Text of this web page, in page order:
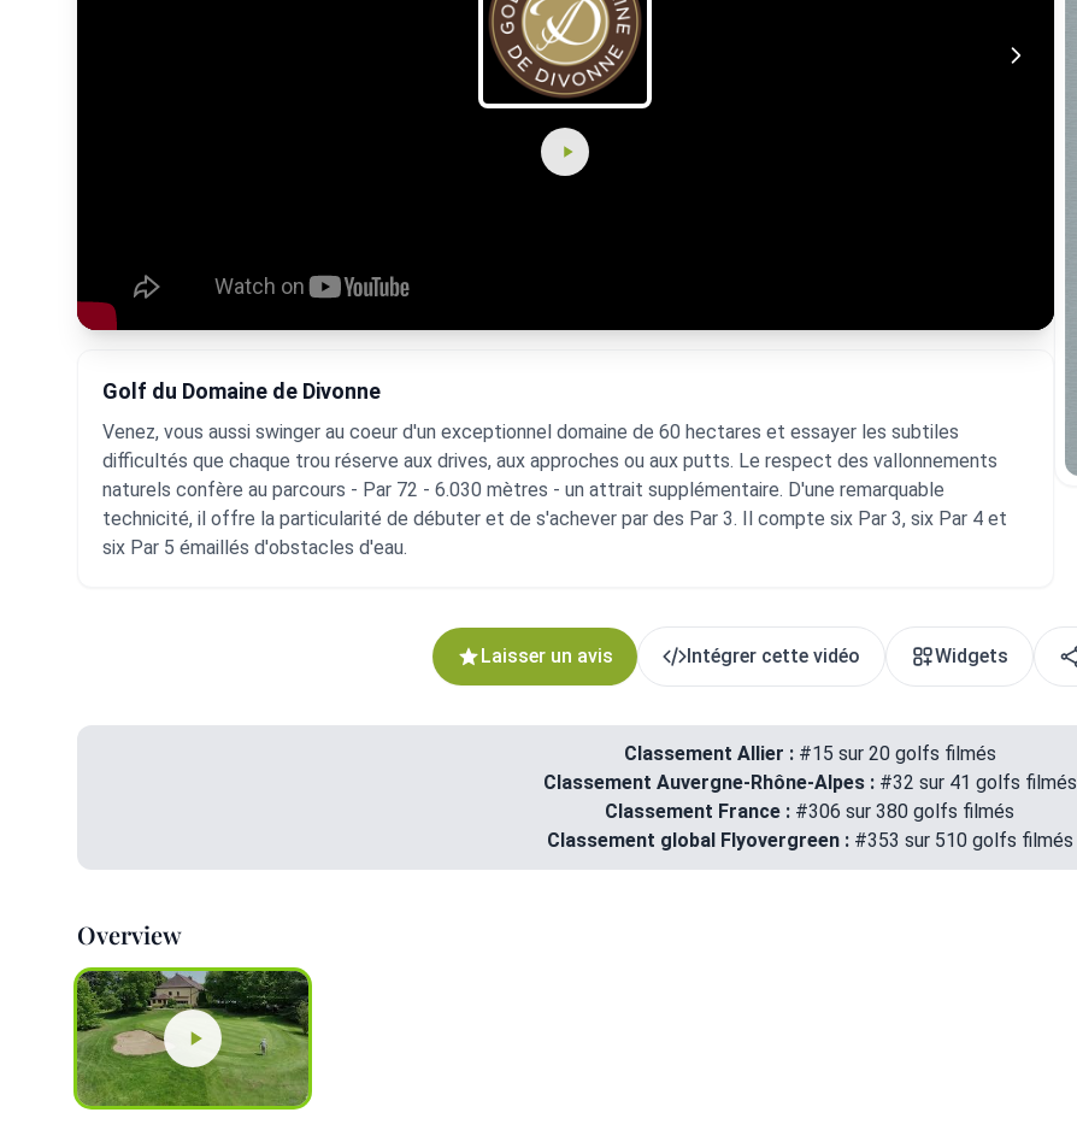
Golf du Domaine de Divonne
Venez, vous aussi swinger au coeur d'un exceptionnel domaine de 60 hectares et essayer les subtiles
difficultés que chaque trou réserve aux drives, aux approches ou aux putts. Le respect des vallonnements
naturels confère au parcours - Par 72 - 6.030 mètres - un attrait supplémentaire. D'une remarquable
technicité, il offre la particularité de débuter et de s'achever par des Par 3. Il compte six Par 3, six Par 4 et
six Par 5 émaillés d'obstacles d'eau.
Laisser un avis Intégrer cette vidéo Widgets
Classement Allier :#15 sur 20 golfs filmés
Classement Auvergne-Rhône-Alpes : #32 sur 41 golfs filmés
Classement France : #306 sur 380 golfs filmés
Classement global Flyovergreen : #353 sur 510 golfs filmés
Overview
Embed code